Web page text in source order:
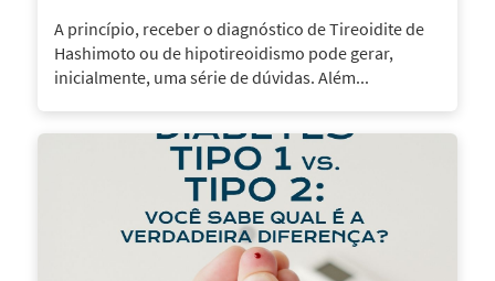
A princípio, receber o diagnóstico de Tireoidite de
Hashimoto ou de hipotireoidismo pode gerar,
inicialmente, uma série de dúvidas. Além...